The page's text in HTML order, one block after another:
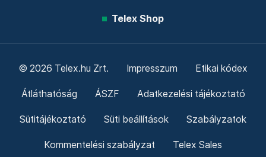
Telex Shop
© 2026 Telex.hu Zrt. Impresszum Etikai kódex
Átláthatóság ÁSZF Adatkezelési tájékoztató
Sütitájékoztató Süti beállítások Szabályzatok
Kommentelési szabályzat Telex Sales